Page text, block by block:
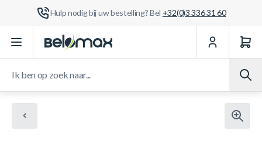
Hulp nodig bij uw bestelling? Bel +32(0)3 336 31 60
Ga naar de inhoud